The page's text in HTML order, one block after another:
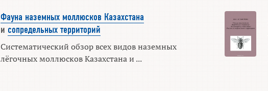
Фауна наземных моллюсков Казахстана
и сопредельных территорий
Систематический обзор всех видов наземных
лёгочных моллюсков Казахстана и ...